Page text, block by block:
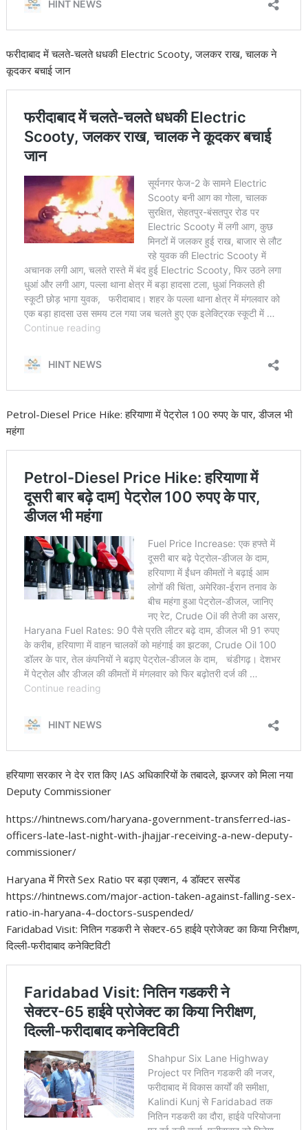
फरीदाबाद में चलते-चलते धधकी Electric Scooty, जलकर राख, चालक ने
कूदकर बचाई जान
Petrol-Diesel Price Hike: हरियाणा में पेट्रोल 100 रुपए के पार, डीजल भी
महंगा
हरियाणा सरकार ने देर रात किए IAS अधिकारियों के तबादले, झज्जर को मिला नया
Deputy Commissioner
https://hintnews.com/haryana-government-transferred-ias-
officers-late-last-night-with-jhajjar-receiving-a-new-deputy-
commissioner/
Haryana में गिरते Sex Ratio पर बड़ा एक्शन, 4 डॉक्टर सस्पेंड
https://hintnews.com/major-action-taken-against-falling-sex-
ratio-in-haryana-4-doctors-suspended/
Faridabad Visit: नितिन गडकरी ने सेक्टर-65 हाईवे प्रोजेक्ट का किया निरीक्षण,
दिल्ली-फरीदाबाद कनेक्टिविटी